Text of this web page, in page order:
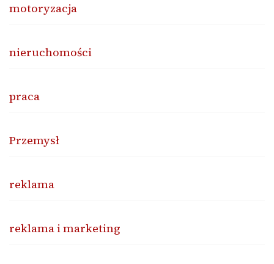
motoryzacja
nieruchomości
praca
Przemysł
reklama
reklama i marketing